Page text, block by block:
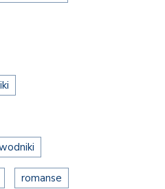
romanse